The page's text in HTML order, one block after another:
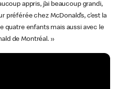
appris, j’ai beaucoup grandi,
préférée chez McDonald’s, c’est la
quatre enfants mais aussi avec le
de Montréal. »